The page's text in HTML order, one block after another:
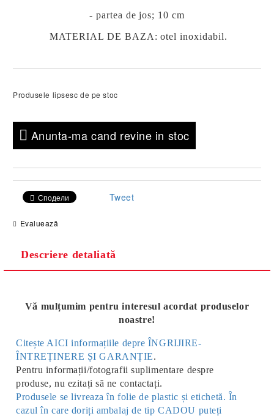
- partea de jos; 10 cm
MATERIAL DE BAZA: otel inoxidabil.
Produsele lipsesc de pe stoc
Anunta-ma cand revine in stoc
Сподели Tweet
Evaluează
Descriere detaliată
Vă mulțumim pentru interesul acordat produselor
noastre!
Citește AICI informațiile depre ÎNGRIJIRE-
ÎNTREȚINERE ȘI GARANȚIE.
Pentru informații/fotografii suplimentare despre
produse, nu ezitați să ne contactați.
Produsele se livreaza în folie de plastic și etichetă. În
cazul în care doriți ambalaj de tip CADOU puteți